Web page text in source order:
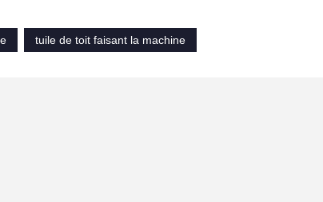
tuile de toit faisant la machine